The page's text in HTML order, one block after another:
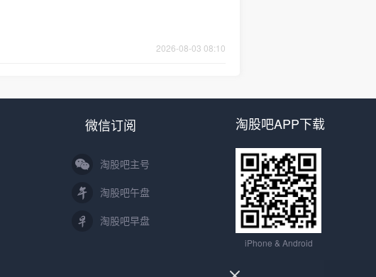
2026-08-03 08:10
微信订阅
淘股吧主号
淘股吧午盘
淘股吧早盘
淘股吧APP下载
iPhone & Android